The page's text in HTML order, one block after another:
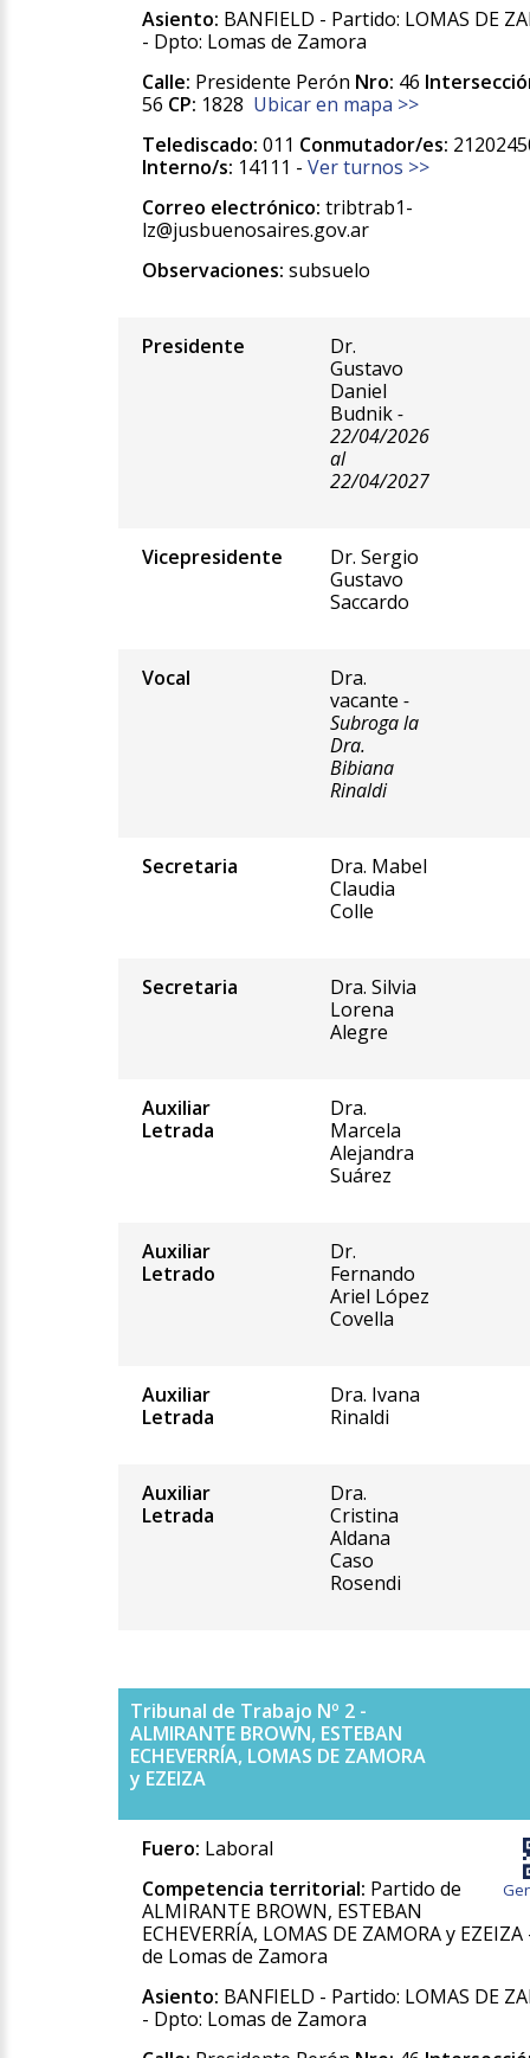
Asiento: BANFIELD - Partido: LOMAS DE
- Dpto: Lomas de Zamora
Calle: Presidente Perón Nro: 46
56 CP: 1828 Ubicar en mapa >>
Telediscado: 011 Conmutador/es:
Interno/s: 14111 - Ver turnos >>
Correo electrónico: tribtrab1-
lz@jusbuenosaires.gov.ar
Observaciones: subsuelo
Presidente
Dr.
Gustavo
Daniel
Budnik-
22/04/2026
al
22/04/2027
Vicepresidente
Dr. Sergio
Gustavo
Saccardo
Vocal
Dra.
vacante -
Subroga la
Dra.
Bibiana
Rinaldi
Secretaria
Dra. Mabel
Claudia
Colle
Secretaria
Dra. Silvia
Lorena
Alegre
Auxiliar
Letrada
Dra.
Marcela
Alejandra
Suárez
Auxiliar
Letrado
Dr.
Fernando
Ariel López
Covella
Auxiliar
Letrada
Dra. Ivana
Rinaldi
Auxiliar
Letrada
Dra.
Cristina
Aldana
Caso
Rosendi
Tribunal de Trabajo Nº 2 -
ALMIRANTE BROWN, ESTEBAN
ECHEVERRÍA, LOMAS DE ZAMORA
y EZEIZA
Fuero: Laboral
Competencia territorial: Partido de
ALMIRANTE BROWN, ESTEBAN
ECHEVERRÍA, LOMAS DE ZAMORA y
de Lomas de Zamora
Asiento: BANFIELD - Partido: LOMAS DE
- Dpto: Lomas de Zamora